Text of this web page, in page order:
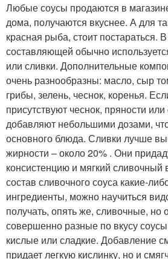
Любые соусы продаются в
дома, получаются вкуснее. А для
красная рыба, стоит постараться.
составляющей обычно
или сливки. Дополнительные
очень разнообразны: масло, сыр
грибы, зелень, чеснок, коренья.
присутствуют чеснок, пряности
добавляют небольшими дозами,
основного блюда. Сливки лучше
жирности – около 20% . Они
консистенцию и мягкий сливочный
состав сливочного соуса какие-
ингредиенты, можно научиться
получать, опять же, сливочные, но
совершенно разные по вкусу
кислые или сладкие. Добавление
придает легкую кислинку, но и